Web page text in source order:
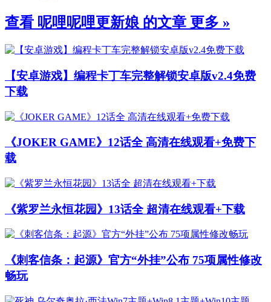
《JOKER GAME》12话全 高清在线观看+免费下
《紫罗兰永恒花园》13话全 超清在线观看+下载
《刺客信条：起源》官方“外挂”公布 75项属性修改
畅玩
死神 乌尔奇奥拉·西法Win7主题+Win8.1主题
中国式家长v1.0.3.6女儿版附修改器